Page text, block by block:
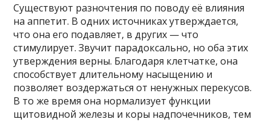
Существуют разночтения по поводу её влияния
на аппетит. В одних источниках утверждается,
что она его подавляет, в других — что
стимулирует. Звучит парадоксально, но оба этих
утверждения верны. Благодаря клетчатке, она
способствует длительному насыщению и
позволяет воздержаться от ненужных перекусов.
В то же время она нормализует функции
щитовидной железы и коры надпочечников, тем